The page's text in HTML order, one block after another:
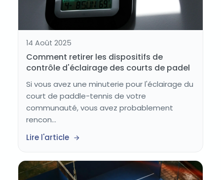
14 Août 2025
Comment retirer les dispositifs de
contrôle d'éclairage des courts de padel
Si vous avez une minuterie pour l'éclairage du
court de paddle-tennis de votre
communauté, vous avez probablement
rencon...
Lire l'article